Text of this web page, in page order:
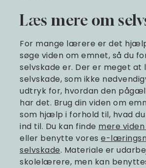
Læs mere om
For mange lærere er det
søge viden om emnet, så du
selvskade er. Der er meget
selvskade, som ikke
udtryk for, hvordan den
har det. Brug din viden om
som hjælp i forhold til, hvad
ind til. Du kan finde mere
eller benytte vores e-
selvskade. Materiale er
skolelærere, men kan